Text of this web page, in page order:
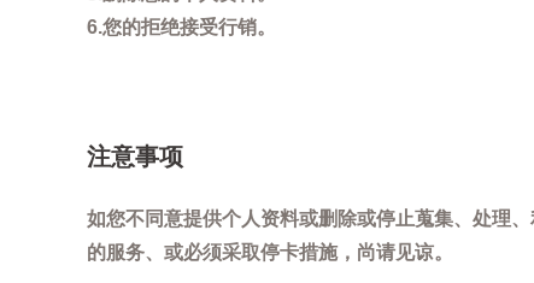
6.您的拒绝接受行销。
注意事项
如您不同意提供个人资料或删除或停止蒐集、处理
的服务、或必须采取停卡措施，尚请见谅。